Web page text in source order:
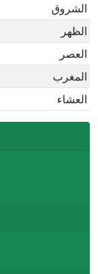
الشروق
الظهر
العصر
المغرب
العشاء